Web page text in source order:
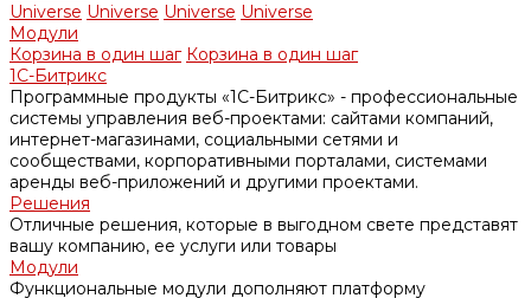
Universe Universe Universe Universe
Модули
Корзина в один шаг Корзина в один шаг
1С-Битрикс
Программные продукты «1С-Битрикс» - профессиональные
системы управления веб-проектами: сайтами компаний,
интернет-магазинами, социальными сетями и
сообществами, корпоративными порталами, системами
аренды веб-приложений и другими проектами.
Решения
Отличные решения, которые в выгодном свете представят
вашу компанию, ее услуги или товары
Модули
Функциональные модули дополняют платформу